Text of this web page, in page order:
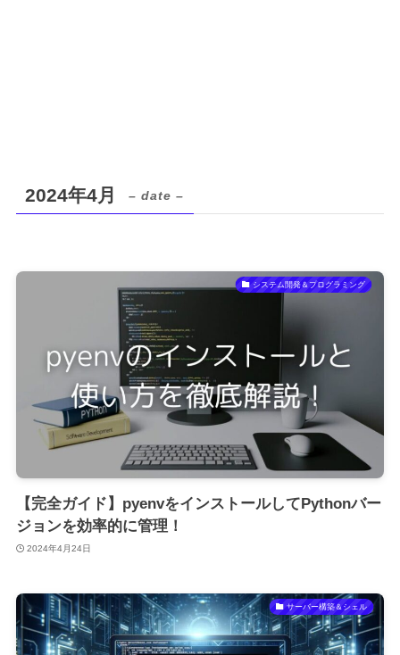
2024年4月 – date –
システム開発＆プログラミング
【完全ガイド】pyenvをインストールしてPythonバー
ジョンを効率的に管理！
2024年4月24日
サーバー構築＆シェル